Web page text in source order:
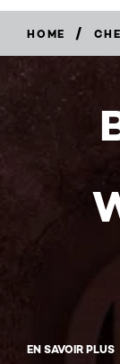
HOME /
EN SAVOIR PLUS